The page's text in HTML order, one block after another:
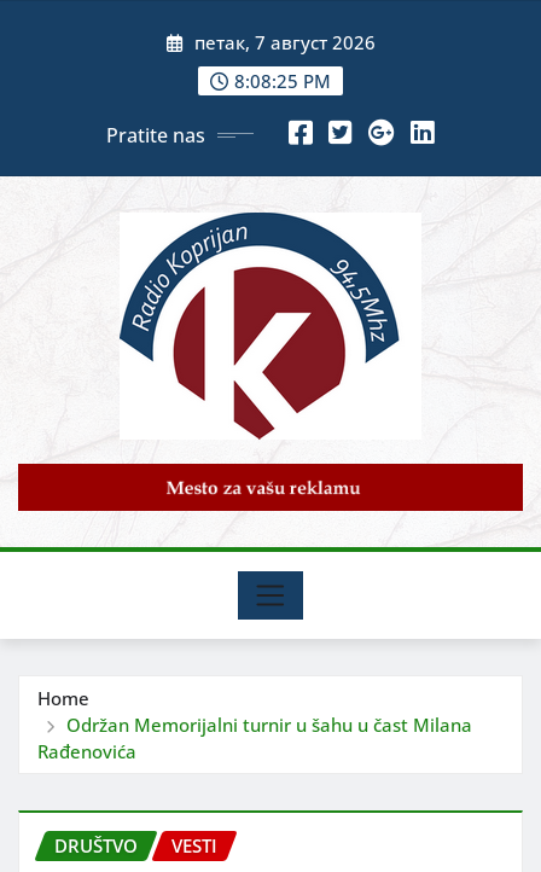
петак, 7 август 2026
8:08:27 PM
Pratite nas
Home
Održan Memorijalni turnir u šahu u čast Milana
Rađenovića
DRUŠTVO VESTI